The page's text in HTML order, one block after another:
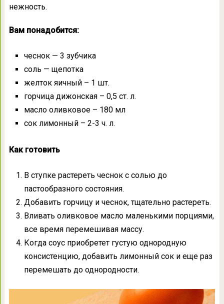
нежность.
Вам понадобится:
чеснок — 3 зубчика
соль — щепотка
желток яичный – 1 шт.
горчица дижонская – 0,5 ст. л.
масло оливковое – 180 мл
сок лимонный – 2-3 ч. л.
Как готовить
В ступке растереть чеснок с солью до
пастообразного состояния.
Добавить горчицу и чеснок, тщательно растереть.
Вливать оливковое масло маленькими порциями,
все время перемешивая массу.
Когда соус приобретет густую однородную
консистенцию, добавить лимонный сок и еще раз
перемешать до однородности.